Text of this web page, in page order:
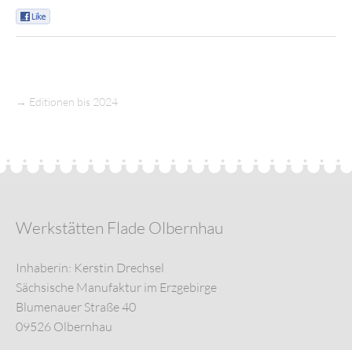
→ Editionen bis 2024
Werkstätten Flade Olbernhau
Inhaberin: Kerstin Drechsel
Sächsische Manufaktur im Erzgebirge
Blumenauer Straße 40
09526 Olbernhau